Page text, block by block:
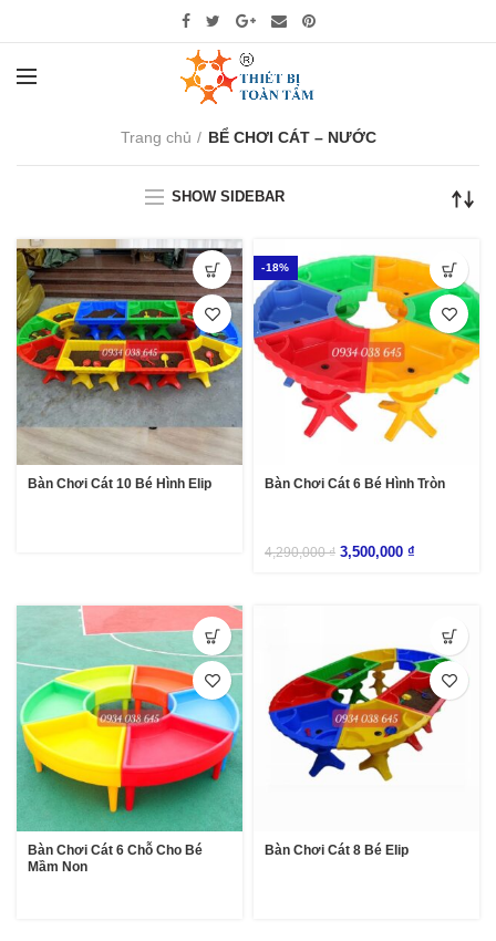
Trang chủ BỂ CHƠI CÁT – NƯỚC
SHOW SIDEBAR
Bàn Chơi Cát 10 Bé Hình Elip
-18%
Bàn Chơi Cát 6 Bé Hình Tròn
4,290,000₫ 3,500,000 ₫
Bàn Chơi Cát 6 Chỗ Cho Bé
Mầm Non
Bàn Chơi Cát 8 Bé Elip